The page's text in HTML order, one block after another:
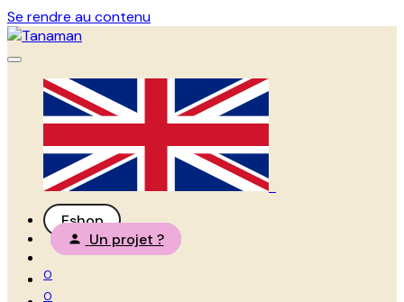
Se rendre au contenu
Eshop
Un projet ?
0
0